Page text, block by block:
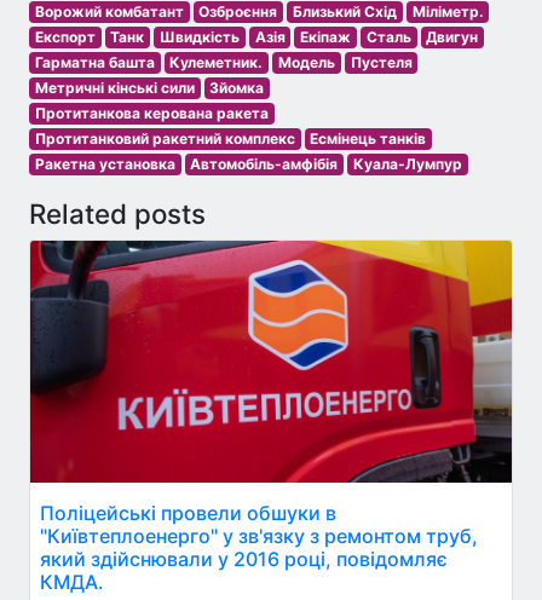
Ворожий комбатант Озброєння Близький Схід
Міліметр.
Експорт
Танк Швидкість Азія Екіпаж Сталь
Двигун
Гарматна башта
Кулеметник. Модель
Пустеля
Метричні кінські сили
Зйомка
Протитанкова керована ракета
Протитанковий ракетний комплекс
Есмінець танків
Ракетна установка
Автомобіль-амфібія Куала-Лумпур
Related posts
Поліцейські провели обшуки в
"Київтеплоенерго" у зв'язку з ремонтом труб,
який здійснювали у 2016 році, повідомляє
КМДА.